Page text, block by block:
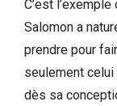
C’est
Salomon a
prendre pour
seulement
dès sa